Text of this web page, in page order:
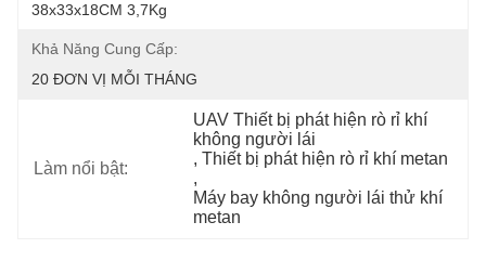
38x33x18CM 3,7Kg
Khả Năng Cung Cấp:
20 ĐƠN VỊ MỖI THÁNG
Làm nổi bật:
UAV Thiết bị phát hiện rò rỉ khí
không người lái
, Thiết bị phát hiện rò rỉ khí metan
,
Máy bay không người lái thử khí
metan